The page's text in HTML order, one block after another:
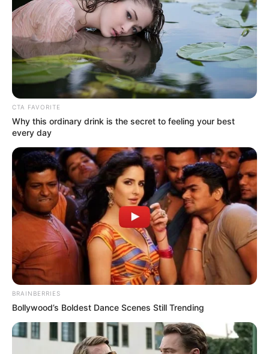
yang penasaran dengan para pemain drama ini, kalian bisa cek
lengkapnya pada ulasan di bawah ini.
1. Jang Na Ra sebagai Na Jung Sun
CTA FAVORITE
Why this ordinary drink is the secret to feeling your best
every day
BRAINBERRIES
Bollywood’s Boldest Dance Scenes Still Trending